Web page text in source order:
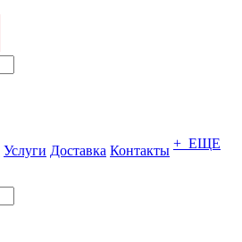
Услуги Доставка Контакты + ЕЩЕ